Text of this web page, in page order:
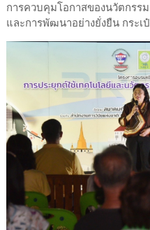
การควบคุมโอกาสของนวัตกรร
และการพัฒนาอย่างยั่งยืน กระ